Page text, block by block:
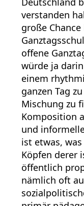
verstanden
große
offene
würde ja
einem
ganzen Tag
Mischung zu
Komposition
und
ist etwas,
Köpfen derer
öffentlich
nämlich oft